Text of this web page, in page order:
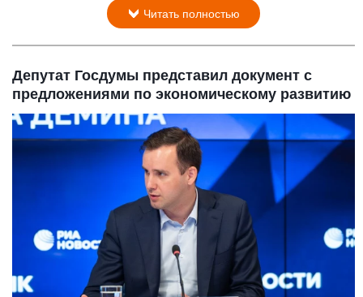
Читать полностью
Депутат Госдумы представил документ с
предложениями по экономическому развитию